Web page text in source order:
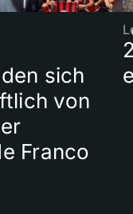
sich
von
Franco